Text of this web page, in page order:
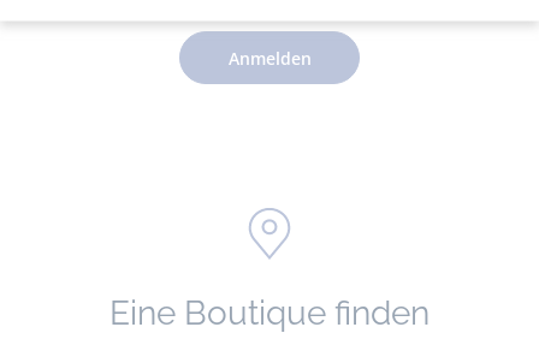
Anmelden
Eine Boutique finden